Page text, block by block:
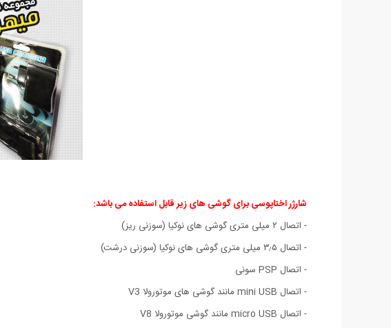
شارژر اختاپوسی برای گوشی های زیر قابل استفاده می باشد:
- اتصال ۲ میلی متری گوشی های نوکیا (سوزنی ریز)
- اتصال ۳٫۵ میلی متری گوشی های نوکیا (سوزنی درشت)
- اتصال PSP سونی
- اتصال mini USB مانند گوشی های موتورولا V3
- اتصال micro USB مانند گوشی موتورولا V8